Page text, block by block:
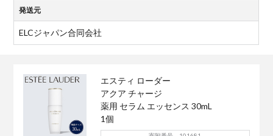
発送元
ELCジャパン合同会社
エスティ ローダー
アクア チャージ
薬用 セラム エッセンス 30mL
1個